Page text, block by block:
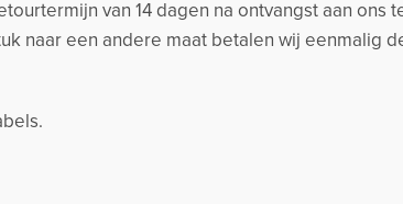
van 14 dagen na ontvangst aan ons
naar een andere maat betalen wij eenmalig